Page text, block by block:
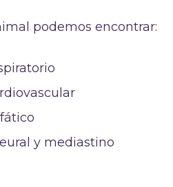
podemos encontrar:
y mediastino